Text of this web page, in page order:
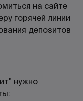
на сайте
горячей линии
депозитов
нужно